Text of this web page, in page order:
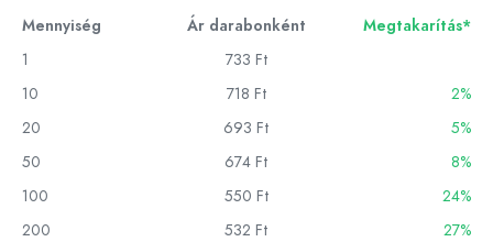
Mennyiség Ár darabonként
Megtakarítás*
1
733 Ft
10
718 Ft
2%
20
693 Ft
5%
50
674 Ft
8%
100
550 Ft
24%
200
532 Ft
27%